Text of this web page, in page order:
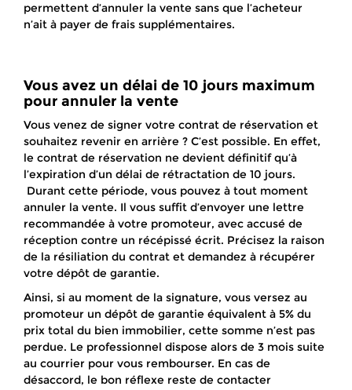
permettent d’annuler la vente sans que l’acheteur
n’ait à payer de frais supplémentaires.
Vous avez un délai de 10 jours maximum
pour annuler la vente
Vous venez de signer votre contrat de réservation et
souhaitez revenir en arrière ? C’est possible. En effet,
le contrat de réservation ne devient définitif qu’à
l’expiration d’un délai de rétractation de 10 jours.
Durant cette période, vous pouvez à tout moment
annuler la vente. Il vous suffit d’envoyer une lettre
recommandée à votre promoteur, avec accusé de
réception contre un récépissé écrit. Précisez la raison
de la résiliation du contrat et demandez à récupérer
votre dépôt de garantie.
Ainsi, si au moment de la signature, vous versez au
promoteur un dépôt de garantie équivalent à 5% du
prix total du bien immobilier, cette somme n’est pas
perdue. Le professionnel dispose alors de 3 mois suite
au courrier pour vous rembourser. En cas de
désaccord, le bon réflexe reste de contacter